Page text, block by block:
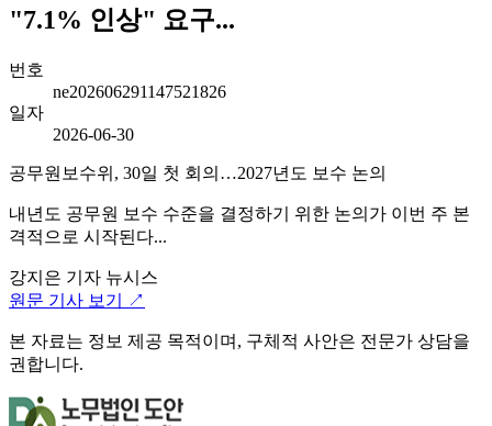
"7.1% 인상" 요구...
번호
ne202606291147521826
일자
2026-06-30
공무원보수위, 30일 첫 회의…2027년도 보수 논의
내년도 공무원 보수 수준을 결정하기 위한 논의가 이번 주 본
격적으로 시작된다...
강지은 기자 뉴시스
원문 기사 보기 ↗
본 자료는 정보 제공 목적이며, 구체적 사안은 전문가 상담을
권합니다.